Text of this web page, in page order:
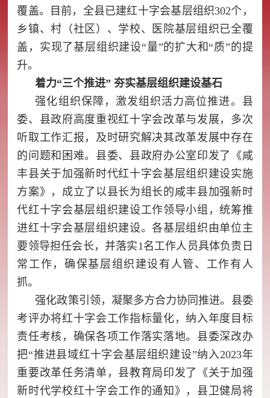
覆盖。目前，全县已建红十字会基层组织302个，
乡镇、村（社区）、学校、医院基层组织已全覆
盖，实现了基层组织建设“量”的扩大和“质”的提
升。
着力“三个推进” 夯实基层组织建设基石
强化组织保障，激发组织活力高位推进。县
委、县政府高度重视红十字会改革与发展，多次
听取工作汇报，及时研究解决其改革发展中存在
的问题和困难。县委、县政府办公室印发了《咸
丰县关于加强新时代红十字会基层组织建设实施
方案》，成立了以县长为组长的咸丰县加强新时
代红十字会基层组织建设工作领导小组，统筹推
进红十字会基层组织建设。各基层组织由单位主
要领导担任会长，并落实1名工作人员具体负责日
常工作，确保基层组织建设有人管、工作有人
抓。
强化政策引领，凝聚多方合力协同推进。县委
考评办将红十字会工作指标量化，纳入年度目标
责任考核，确保各项工作落实落地。县委深改办
把“推进县域红十字会基层组织建设”纳入2023年
重要改革任务清单，县教育局印发了《关于加强
新时代学校红十字会工作的通知》，县卫健局将